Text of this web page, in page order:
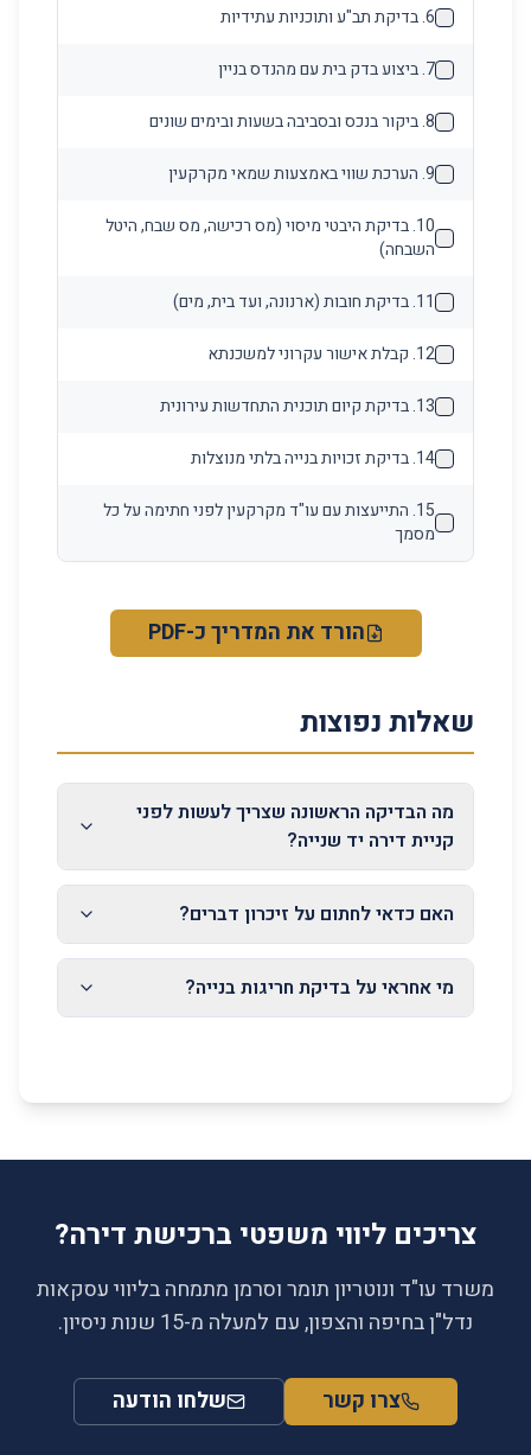
6
.בדיקת תב"ע ותוכניות עתידיות
7
.ביצוע בדק בית עם מהנדס בניין
8
.ביקור בנכס ובסביבה בשעות ובימים שונים
9
.הערכת שווי באמצעות שמאי מקרקעין
10
.בדיקת היבטי מיסוי (מס רכישה, מס שבח, היטל
השבחה)
11
.בדיקת חובות (ארנונה, ועד בית, מים)
12
.קבלת אישור עקרוני למשכנתא
13
.בדיקת קיום תוכנית התחדשות עירונית
14
.בדיקת זכויות בנייה בלתי מנוצלות
15
.התייעצות עם עו"ד מקרקעין לפני חתימה על כל
מסמך
הורד את המדריך כ-PDF
שאלות נפוצות
מה הבדיקה הראשונה שצריך לעשות לפני
קניית דירה יד שנייה?
האם כדאי לחתום על זיכרון דברים?
מי אחראי על בדיקת חריגות בנייה?
צריכים ליווי משפטי ברכישת דירה?
משרד עו"ד ונוטריון תומר וסרמן מתמחה בליווי עסקאות
נדל"ן בחיפה והצפון, עם למעלה מ-15 שנות ניסיון.
צרו קשר שלחו הודעה